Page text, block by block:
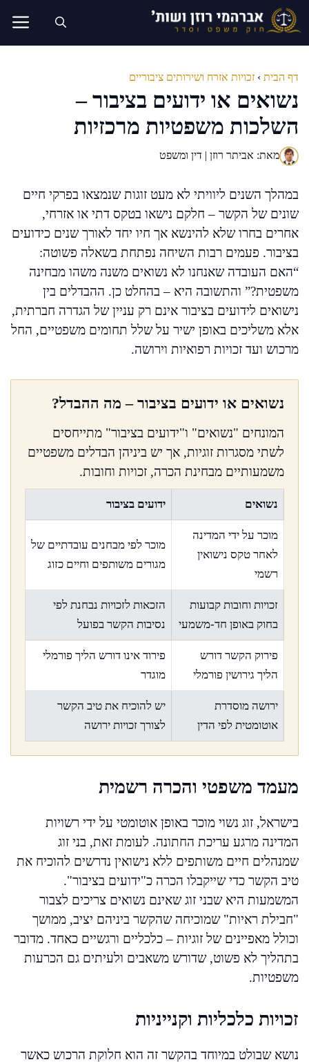
לדלג
לתוכן
דף הבית › זכויות אזרח ושירותים ציבוריים
נשואים או ידועים בציבור –
השלכות משפטיות מרכזיות
מאת: אביתר רוזן | דין ומשפט
במהלך השנים ליוויתי לא מעט זוגות שנמצאו בפרקי חיים
שונים של הקשר – חלקם נישאו בטקס דתי או אזרחי,
אחרים בחרו שלא להינשא אך חיו יחד לאורך שנים כידועים
בציבור. פעמים רבות השיחה נפתחת בשאלה פשוטה:
“האם העובדה שאנחנו לא נשואים משנה משהו מבחינה
משפטית?” והתשובה היא – בהחלט כן. ההבדלים בין
נישואים לידועים בציבור אינם רק עניין של הגדרה חברתית,
אלא משליכים באופן ישיר על שלל תחומים משפטיים, החל
מרכוש ועד זכויות רפואיות וירושה.
נשואים או ידועים בציבור – מה ההבדל?
המונחים "נשואים" ו"ידועים בציבור" מתייחסים
לשתי מסגרות זוגיות, אך יש ביניהן הבדלים משפטיים
משמעותיים מבחינת הכרה, זכויות וחובות.
נשואים ידועים בציבור
מוכר על ידי המדינה
לאחר טקס נישואין
רשמי
מוכר לפי מבחנים עובדתיים של
מגורים משותפים וחיים כזוג
זכויות וחובות קבועות
בחוק באופן חד-משמעי
הזכאות לזכויות נבחנת לפי
נסיבות הקשר בפועל
פירוק הקשר דורש
הליך גירושין פורמלי
פירוד אינו דורש הליך פורמלי
מוגדר
ירושה מוסדרת
אוטומטית לפי הדין
יש להוכיח את טיב הקשר
לצורך זכויות ירושה
מעמד משפטי והכרה רשמית
בישראל, זוג נשוי מוכר באופן אוטומטי על ידי רשויות
המדינה מרגע עריכת החתונה. לעומת זאת, בני זוג
שמנהלים חיים משותפים ללא נישואין נדרשים להוכיח את
טיב הקשר כדי שייקבלו הכרה כ"ידועים בציבור".
המשמעות היא שבני זוג שאינם נשואים צריכים לצבור
"חבילת ראיות" שמוכיחה שהקשר ביניהם יציב, ממושך
וכולל מאפיינים של זוגיות – כלכליים ורגשיים כאחד. מדובר
בתהליך לא פשוט, שדורש משאבים ולעיתים גם הכרעות
משפטיות.
זכויות כלכליות וקנייניות
נושא שבולט במיוחד בהקשר זה הוא חלוקת הרכוש כאשר